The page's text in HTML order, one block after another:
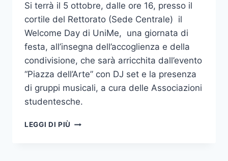
Si terrà il 5 ottobre, dalle ore 16, presso il
cortile del Rettorato (Sede Centrale) il
Welcome Day di UniMe, una giornata di
festa, all’insegna dell’accoglienza e della
condivisione, che sarà arricchita dall’evento
“Piazza dell’Arte” con DJ set e la presenza
di gruppi musicali, a cura delle Associazioni
studentesche.
LEGGI DI PIÙ MERCOLEDÌ